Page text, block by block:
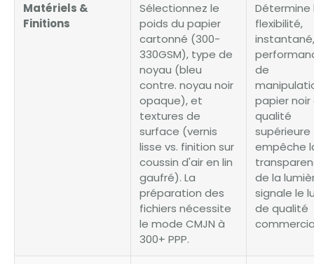
Matériels &
Finitions
Sélectionnez le
poids du papier
cartonné (300-
330GSM), type de
noyau (bleu
contre. noyau noir
opaque), et
textures de
surface (vernis
lisse vs. finition sur
coussin d'air en lin
gaufré). La
préparation des
fichiers nécessite
le mode CMJN à
300+ PPP.
Détermine
flexibilité,
de
papier noir
qualité
supérieure
empêche
de la
signale le
de qualité